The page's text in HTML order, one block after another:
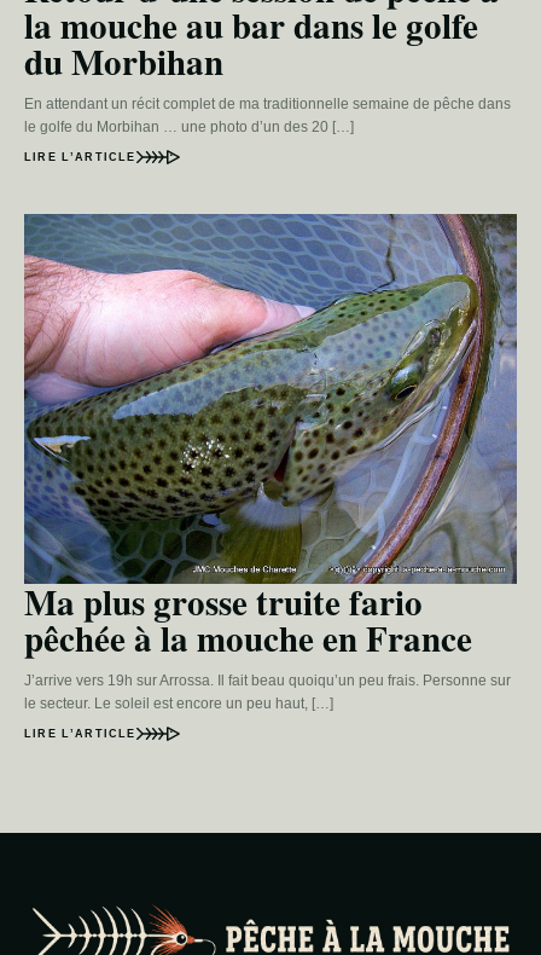
la mouche au bar dans le golfe
du Morbihan
En attendant un récit complet de ma traditionnelle semaine de pêche dans
le golfe du Morbihan … une photo d’un des 20 […]
LIRE L’ARTICLE
Ma plus grosse truite fario
pêchée à la mouche en France
J’arrive vers 19h sur Arrossa. Il fait beau quoiqu’un peu frais. Personne sur
le secteur. Le soleil est encore un peu haut, […]
LIRE L’ARTICLE